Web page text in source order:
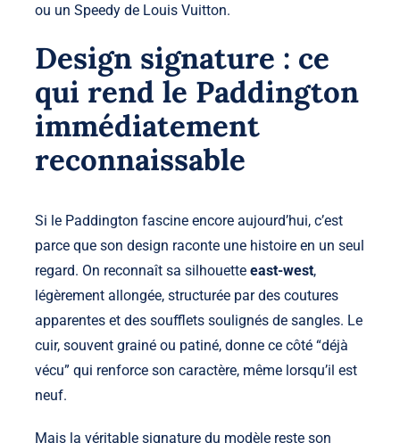
ou un Speedy de Louis Vuitton.
Design signature : ce
qui rend le Paddington
immédiatement
reconnaissable
Si le Paddington fascine encore aujourd’hui, c’est
parce que son design raconte une histoire en un seul
regard. On reconnaît sa silhouette east-west,
légèrement allongée, structurée par des coutures
apparentes et des soufflets soulignés de sangles. Le
cuir, souvent grainé ou patiné, donne ce côté “déjà
vécu” qui renforce son caractère, même lorsqu’il est
neuf.
Mais la véritable signature du modèle reste son